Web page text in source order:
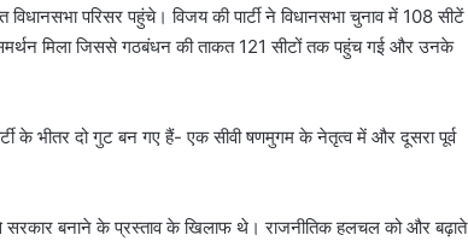
परिसर पहुंचे। विजय की पार्टी ने विधानसभा चुनाव में 108 सीटें
मिला जिससे गठबंधन की ताकत 121 सीटों तक पहुंच गई और उनके
के भीतर दो गुट बन गए हैं- एक सीवी षणमुगम के नेतृत्व में और दूसरा पूर्व
बनाने के प्रस्ताव के खिलाफ थे। राजनीतिक हलचल को और बढ़ाते